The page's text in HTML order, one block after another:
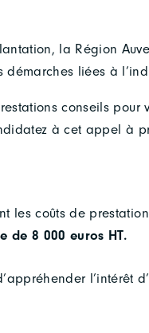
la Région
liées à
conseils pour
à cet appel à
les coûts de
de 8 000 euros HT.
l’intérêt